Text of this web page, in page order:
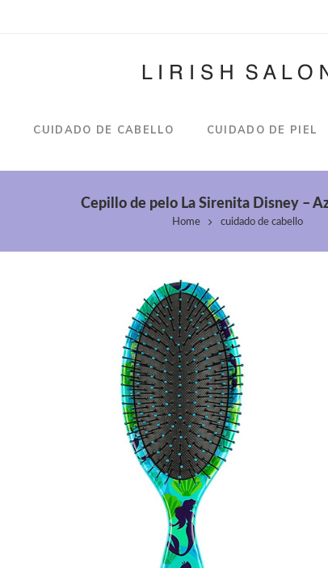
CUIDADO DE CABELLO CUIDADO DE PIEL
Cepillo de pelo La Sirenita Disney –
Home cuidado de cabello